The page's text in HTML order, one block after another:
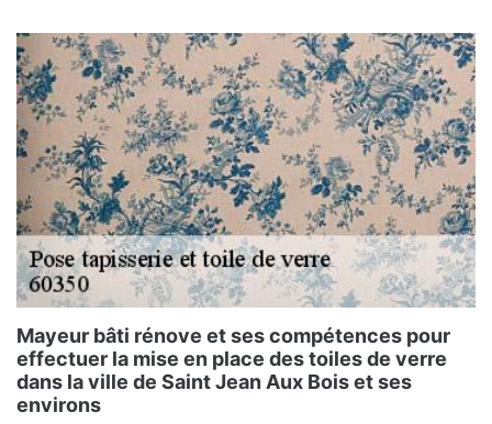
Mayeur bâti rénove et ses compétences pour
effectuer la mise en place des toiles de verre
dans la ville de Saint Jean Aux Bois et ses
environs